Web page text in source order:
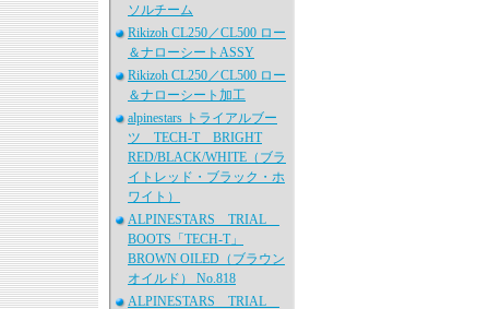
ソルチーム
Rikizoh CL250／CL500 ロー
＆ナローシートASSY
Rikizoh CL250／CL500 ロー
＆ナローシート加工
alpinestars トライアルブー
ツ TECH-T BRIGHT
RED/BLACK/WHITE（ブラ
イトレッド・ブラック・ホ
ワイト）
ALPINESTARS TRIAL
BOOTS「TECH-T」
BROWN OILED（ブラウン
オイルド） No.818
ALPINESTARS TRIAL